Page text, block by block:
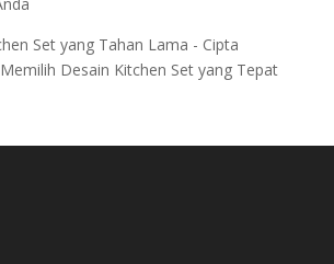
Set yang Tahan Lama - Cipta
Desain Kitchen Set yang Tepat